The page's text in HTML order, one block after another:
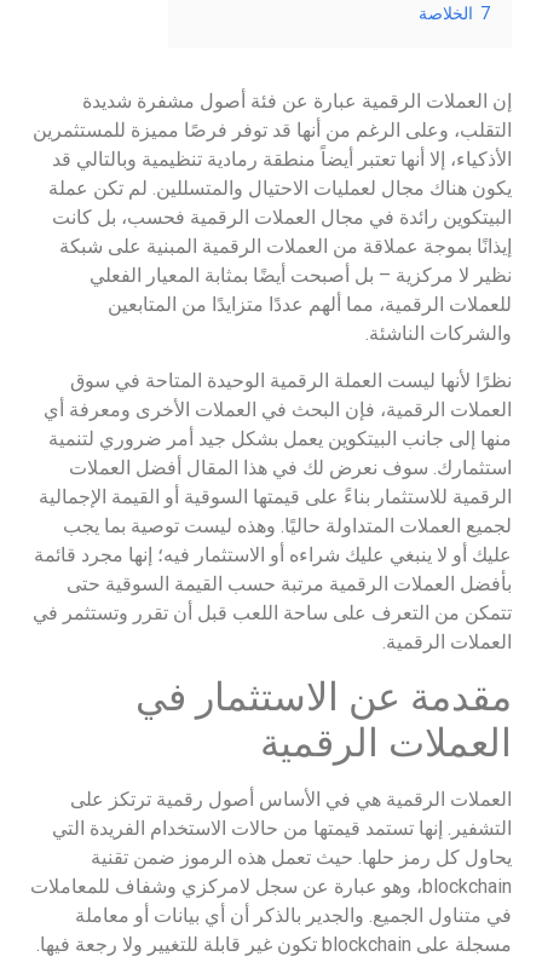
7 الخلاصة
إن العملات الرقمية عبارة عن فئة أصول مشفرة شديدة
التقلب، وعلى الرغم من أنها قد توفر فرصًا مميزة للمستثمرين
الأذكياء، إلا أنها تعتبر أيضاً منطقة رمادية تنظيمية وبالتالي قد
يكون هناك مجال لعمليات الاحتيال والمتسللين. لم تكن عملة
البيتكوين رائدة في مجال العملات الرقمية فحسب، بل كانت
إيذانًا بموجة عملاقة من العملات الرقمية المبنية على شبكة
نظير لا مركزية – بل أصبحت أيضًا بمثابة المعيار الفعلي
للعملات الرقمية، مما ألهم عددًا متزايدًا من المتابعين
والشركات الناشئة.
نظرًا لأنها ليست العملة الرقمية الوحيدة المتاحة في سوق
العملات الرقمية، فإن البحث في العملات الأخرى ومعرفة أي
منها إلى جانب البيتكوين يعمل بشكل جيد أمر ضروري لتنمية
استثمارك. سوف نعرض لك في هذا المقال أفضل العملات
الرقمية للاستثمار بناءً على قيمتها السوقية أو القيمة الإجمالية
لجميع العملات المتداولة حاليًا. وهذه ليست توصية بما يجب
عليك أو لا ينبغي عليك شراءه أو الاستثمار فيه؛ إنها مجرد قائمة
بأفضل العملات الرقمية مرتبة حسب القيمة السوقية حتى
تتمكن من التعرف على ساحة اللعب قبل أن تقرر وتستثمر في
العملات الرقمية.
مقدمة عن الاستثمار في
العملات الرقمية
العملات الرقمية هي في الأساس أصول رقمية ترتكز على
التشفير. إنها تستمد قيمتها من حالات الاستخدام الفريدة التي
يحاول كل رمز حلها. حيث تعمل هذه الرموز ضمن تقنية
blockchain، وهو عبارة عن سجل لامركزي وشفاف للمعاملات
في متناول الجميع. والجدير بالذكر أن أي بيانات أو معاملة
مسجلة على blockchain تكون غير قابلة للتغيير ولا رجعة فيها.